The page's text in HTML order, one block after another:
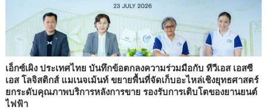
เอ็กซ์เผิง ประเทศไทย บันทึกข้อตกลงความร่วมมือกับ ทีวีเอส เอสซี
เอส โลจิสติกส์ แมเนจเม้นท์ ขยายพื้นที่จัดเก็บอะไหล่เชิงยุทธศาสตร์
ยกระดับคุณภาพบริการหลังการขาย รองรับการเติบโตของยานยนต์
ไฟฟ้า